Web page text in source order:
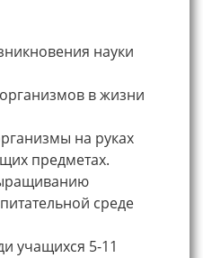
науки
в жизни
на руках
предметах.
среде
учащихся 5-11